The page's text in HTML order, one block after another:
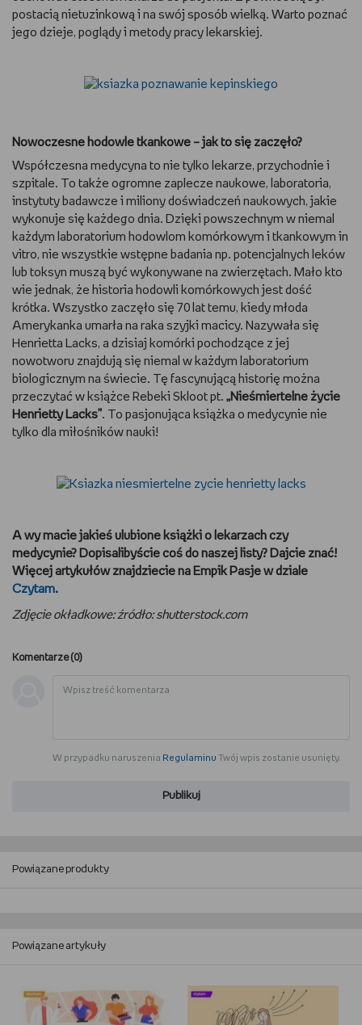
postacią nietuzinkową i na swój sposób wielką. Warto poznać
jego dzieje, poglądy i metody pracy lekarskiej.
Nowoczesne hodowle tkankowe – jak to się zaczęło?
Współczesna medycyna to nie tylko lekarze, przychodnie i
szpitale. To także ogromne zaplecze naukowe, laboratoria,
instytuty badawcze i miliony doświadczeń naukowych, jakie
wykonuje się każdego dnia. Dzięki powszechnym w niemal
każdym laboratorium hodowlom komórkowym i tkankowym in
vitro, nie wszystkie wstępne badania np. potencjalnych leków
lub toksyn muszą być wykonywane na zwierzętach. Mało kto
wie jednak, że historia hodowli komórkowych jest dość
krótka. Wszystko zaczęło się 70 lat temu, kiedy młoda
Amerykanka umarła na raka szyjki macicy. Nazywała się
Henrietta Lacks, a dzisiaj komórki pochodzące z jej
nowotworu znajdują się niemal w każdym laboratorium
biologicznym na świecie. Tę fascynującą historię można
przeczytać w książce Rebeki Skloot pt. „Nieśmiertelne życie
Henrietty Lacks”. To pasjonująca książka o medycynie nie
tylko dla miłośników nauki!
A wy macie jakieś ulubione książki o lekarzach czy
medycynie? Dopisalibyście coś do naszej listy? Dajcie znać!
Więcej artykułów znajdziecie na Empik Pasje w dziale
Czytam.
Zdjęcie okładkowe: źródło: shutterstock.com
Komentarze (0)
W przypadku naruszenia Regulaminu Twój wpis zostanie usunięty.
Publikuj
Powiązane produkty
Powiązane artykuły